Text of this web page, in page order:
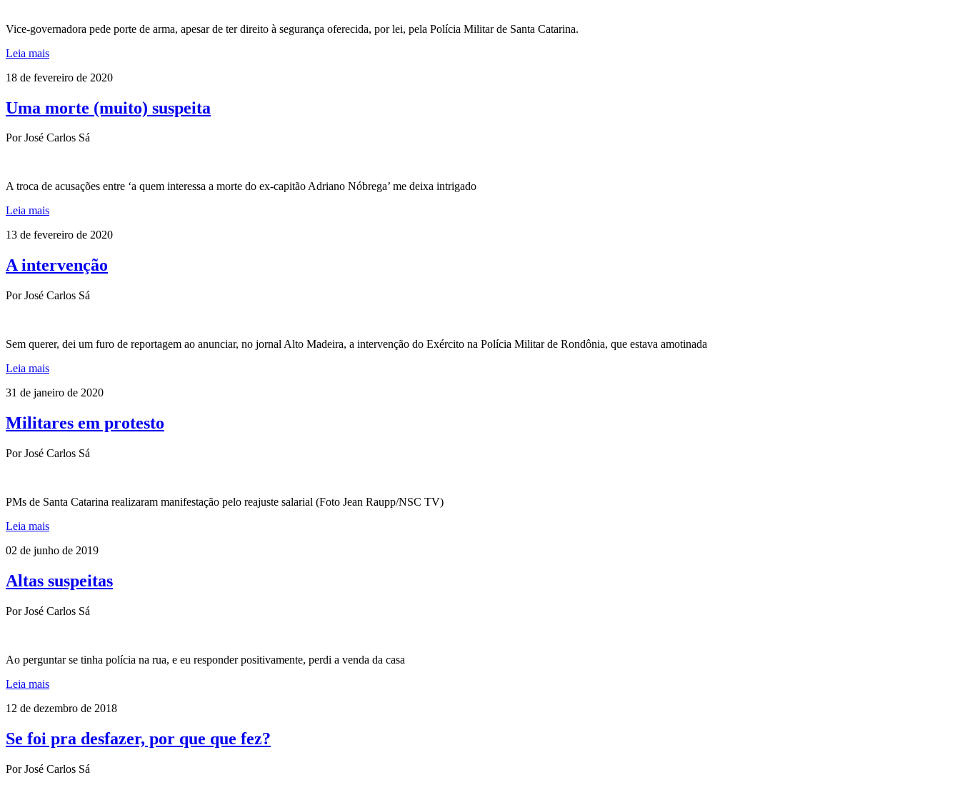
Vice-governadora pede porte de arma, apesar de ter direito à segurança oferecida, por lei, pela Polícia Militar de Santa Catarina.
Leia mais
18 de fevereiro de 2020
Uma morte (muito) suspeita
Por José Carlos Sá
A troca de acusações entre ‘a quem interessa a morte do ex-capitão Adriano Nóbrega’ me deixa intrigado
Leia mais
13 de fevereiro de 2020
A intervenção
Por José Carlos Sá
Sem querer, dei um furo de reportagem ao anunciar, no jornal Alto Madeira, a intervenção do Exército na Polícia Militar de Rondônia, que estava amotinada
Leia mais
31 de janeiro de 2020
Militares em protesto
Por José Carlos Sá
PMs de Santa Catarina realizaram manifestação pelo reajuste salarial (Foto Jean Raupp/NSC TV)
Leia mais
02 de junho de 2019
Altas suspeitas
Por José Carlos Sá
Ao perguntar se tinha polícia na rua, e eu responder positivamente, perdi a venda da casa
Leia mais
12 de dezembro de 2018
Se foi pra desfazer, por que que fez?
Por José Carlos Sá